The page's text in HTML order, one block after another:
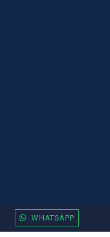
WHATSAPP